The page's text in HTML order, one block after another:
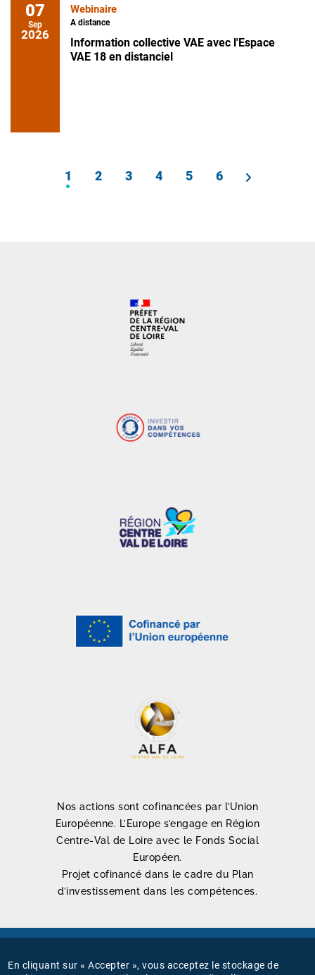
07
Sep
2026
Webinaire
A distance
Information collective VAE avec l'Espace
VAE 18 en distanciel
Page
1 Page
2 Page
3 Page
4 Page
5 Page
6
Nos actions sont cofinancées par l’Union
Européenne. L’Europe s’engage en Région
Centre-Val de Loire avec le Fonds Social
Européen.
Projet cofinancé dans le cadre du Plan
d’investissement dans les compétences.
Mentions légales
En cliquant sur « Accepter », vous acceptez le stockage de